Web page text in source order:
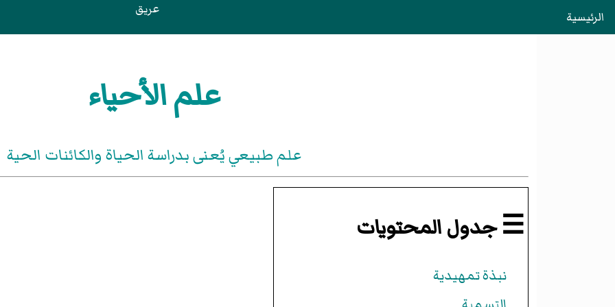
الرئيسية عريق
علم الأحياء
علم طبيعي يُعنى بدراسة الحياة والكائنات الحية
☰ جدول المحتويات
نبذة تمهيدية